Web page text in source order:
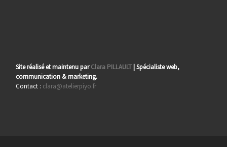
Site réalisé et maintenu parClara PILLAULT | Spécialiste web,
communication & marketing.
Contact : clara@atelierpiyo.fr